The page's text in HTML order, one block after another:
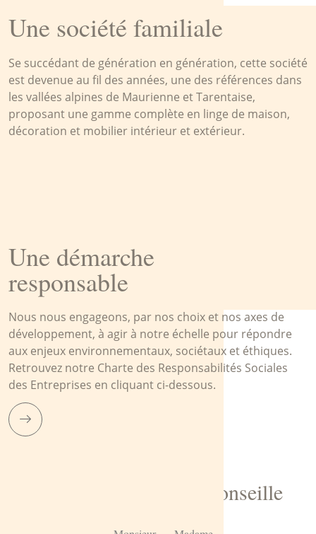
Une société familiale
Se succédant de génération en génération, cette société
est devenue au fil des années, une des références dans
les vallées alpines de Maurienne et Tarentaise,
proposant une gamme complète en linge de maison,
décoration et mobilier intérieur et extérieur.
Une démarche
responsable
Nous nous engageons, par nos choix et nos axes de
développement, à agir à notre échelle pour répondre
aux enjeux environnementaux, sociétaux et éthiques.
Retrouvez notre Charte des Responsabilités Sociales
des Entreprises en cliquant ci-dessous.
Pélissier 1881 vous conseille